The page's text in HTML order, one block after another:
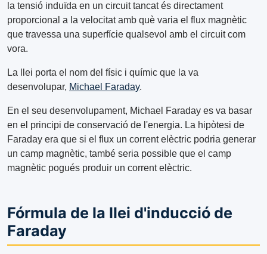
la tensió induïda en un circuit tancat és directament
proporcional a la velocitat amb què varia el flux magnètic
que travessa una superfície qualsevol amb el circuit com
vora.
La llei porta el nom del físic i químic que la va
desenvolupar, Michael Faraday.
En el seu desenvolupament, Michael Faraday es va basar
en el principi de conservació de l'energia. La hipòtesi de
Faraday era que si el flux un corrent elèctric podria generar
un camp magnètic, també seria possible que el camp
magnètic pogués produir un corrent elèctric.
Fórmula de la llei d'inducció de
Faraday